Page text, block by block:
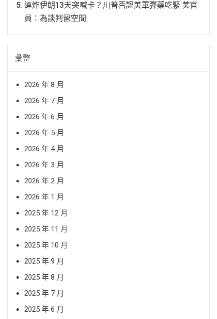
連炸伊朗13天突喊卡？川普否認美軍彈藥吃緊 美官
員：為談判留空間
彙整
2026 年 8 月
2026 年 7 月
2026 年 6 月
2026 年 5 月
2026 年 4 月
2026 年 3 月
2026 年 2 月
2026 年 1 月
2025 年 12 月
2025 年 11 月
2025 年 10 月
2025 年 9 月
2025 年 8 月
2025 年 7 月
2025 年 6 月